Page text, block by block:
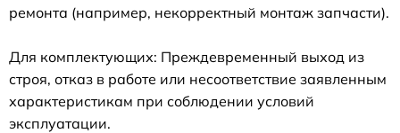
ремонта (например, некорректный монтаж запчасти).
Для комплектующих: Преждевременный выход из
строя, отказ в работе или несоответствие заявленным
характеристикам при соблюдении условий
эксплуатации.